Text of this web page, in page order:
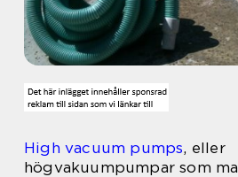
High vacuum pumps, eller
högvakuumpumpar som